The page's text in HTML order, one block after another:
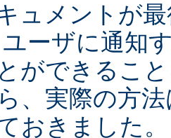
ュメントが
ーザに通知
ができるこ
、実際の方
おきました